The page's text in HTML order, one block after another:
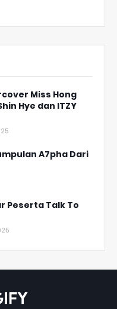
Miss Hong
Hye dan ITZY
A7pha Dari
Peserta Talk To